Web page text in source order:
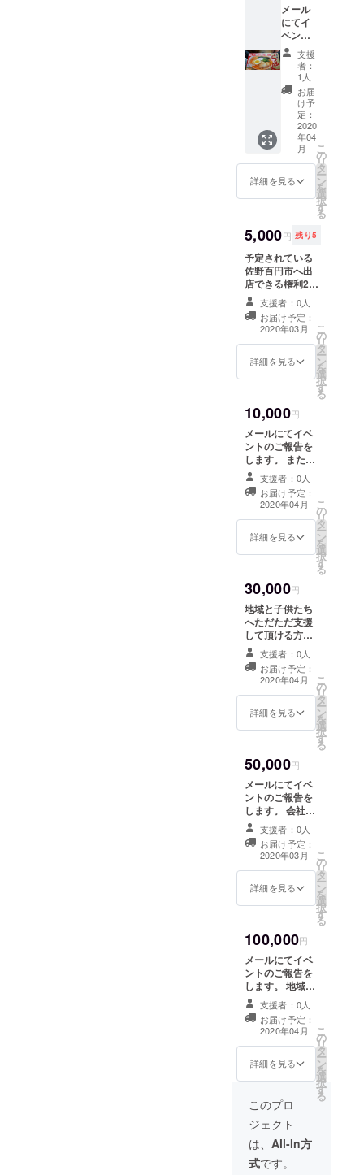
られます。 *Ｔ
シャツのサイズ
はＭorＬになり
ます。ご希望の
サイズをご選択
メール
にてイ
ベント
のご報
告をし
ます。
また以
下のも
のを送
付させ
ていた
だきま
す。 ・
佐野
ラーメ
ンセッ
里製麺
支援
者：
1人
お届
け予
定：
2020
年04
月
詳細を見る
こ
の
リ
タ
ー
ン
を
選
択
す
る
5,000円 残り5
予定されている
佐野百円市へ出
店できる権利2日
分 2.5mテント一
つ分を出店でき
ます。
支援者：0人
お届け予定：
2020年03月
詳細を見る
こ
の
リ
タ
ー
ン
を
選
択
す
る
10,000円
メールにてイベ
ントのご報告を
します。 また以
下のものを送付
させていただき
ます。 ・さのま
るグッズ詰込み
セット！ （ポス
カセット、ス
キーホルダー、
ストラップ、お
菓子） ＊さのま
るのデザインは
写真のものだけ
でないのでラン
ダムに送られま
す。
支援者：0人
お届け予定：
2020年04月
詳細を見る
こ
の
リ
タ
ー
ン
を
選
択
す
る
30,000円
地域と子供たち
へただただ支援
して頂ける方向
け メールにてイ
ベントのご報告
をします。 ま
た、佐野地域及
び周辺地域（主
に栃木県）のお
送ります。 ＊
ジェラートの丘
提供
支援者：0人
お届け予定：
2020年04月
詳細を見る
こ
の
リ
タ
ー
ン
を
選
択
す
る
50,000円
メールにてイベ
ントのご報告を
します。 会社
名、団体名、個
人名などの入っ
たのぼり旗を5
本、オリジナル
制作しイベント
実施日に設置し
ます。 （ご希望
り旗を送りま
す。） また宜し
ければ破損する
まで今後開催の
イベント時に設
置し続けます。
支援者：0人
お届け予定：
2020年03月
詳細を見る
こ
の
リ
タ
ー
ン
を
選
択
す
る
100,000円
メールにてイベ
ントのご報告を
します。 地域活
性イベント開催
をするお手伝い
をします。ま
た、実行委員会
運営員による講
演会などの実施
までの交通費は
別途請求させて
いただく場合が
あります）
（例）イベント
等実施における
支援者：0人
お届け予定：
2020年04月
詳細を見る
こ
の
リ
タ
ー
ン
を
選
択
す
る
このプロ
ジェクト
は、 All-In方
式です。